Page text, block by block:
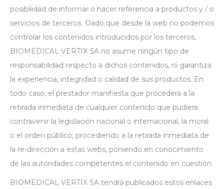
posibilidad de informar o hacer referencia a productos y / o
servicios de terceros. Dado que desde la web no podemos
controlar los contenidos introducidos por los terceros,
BIOMEDICAL VERTIX SA no asume ningún tipo de
responsabilidad respecto a dichos contenidos, ni garantiza
la experiencia, integridad o calidad de sus productos. En
todo caso, el prestador manifiesta que procederá a la
retirada inmediata de cualquier contenido que pudiera
contravenir la legislación nacional o internacional, la moral
o el orden público, procediendo a la retirada inmediata de
la re-dirección a estas webs, poniendo en conocimiento
de las autoridades competentes el contenido en cuestión.
BIOMEDICAL VERTIX SA tendrá publicados estos enlaces